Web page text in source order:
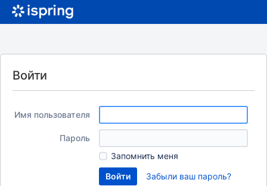
Войти
Имя пользователя
Пароль
Запомнить меня
Забыли ваш пароль?